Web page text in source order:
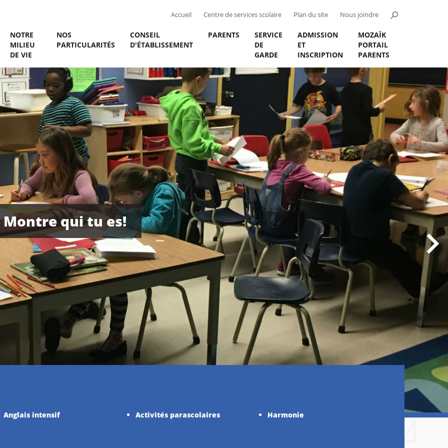
Accueil Centre de services scolaire Plan du site Nous joindre
NOTRE
MILIEU
DE VIE
NOS
PARTICULARITÉS
CONSEIL
D'ÉTABLISSEMENT
PARENTS
SERVICE
DE
GARDE
ADMISSION
ET
INSCRIPTION
MOZAÏK
PORTAIL
PARENTS
qui tu es!
qui tu es!
Anglais intensif Activités parascolaires Harmonie